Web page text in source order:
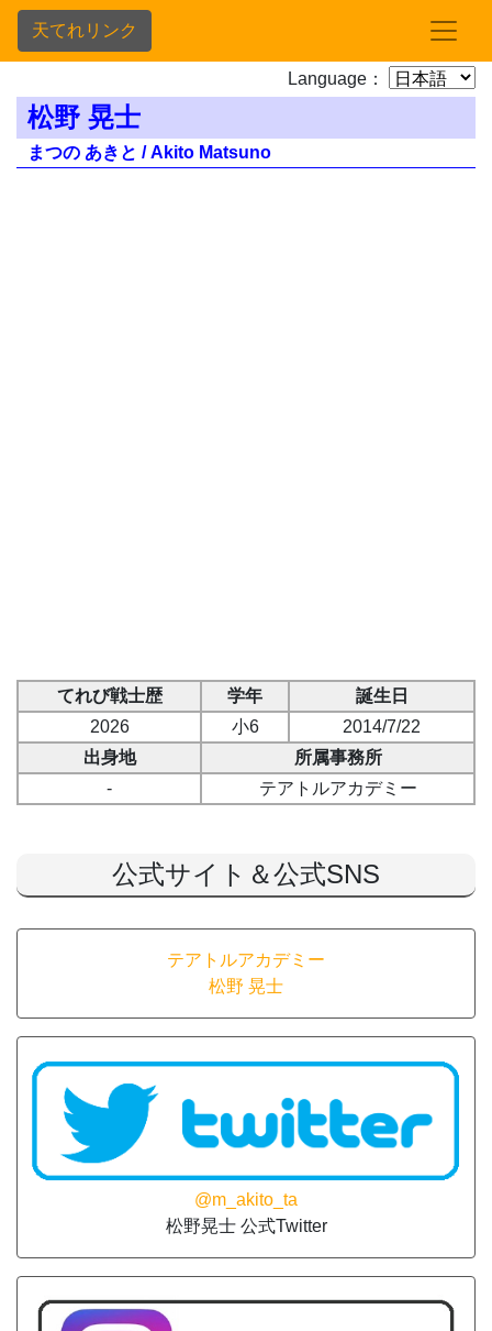
天てれリンク
Language：
松野 晃士
まつの あきと / Akito Matsuno
てれび戦士歴 学年
誕生日
2026
小6
2014/7/22
出身地
所属事務所
-
テアトルアカデミー
公式サイト＆公式SNS
テアトルアカデミー
松野 晃士
@m_akito_ta
松野晃士 公式Twitter